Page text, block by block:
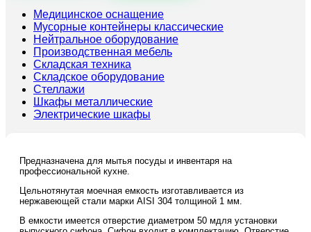
ВМЦ1-
5/6-
442Б
Медицинское оснащение
Мусорные контейнеры классические
Нейтральное оборудование
Производственная мебель
Складская техника
Складское оборудование
Стеллажи
Шкафы металлические
Электрические шкафы
Предназначена для мытья посуды и инвентаря на
профессиональной кухне.
Цельнотянутая моечная емкость изготавливается из
нержавеющей стали марки AISI 304 толщиной 1 мм.
В емкости имеется отверстие диаметром 50 мдля установки